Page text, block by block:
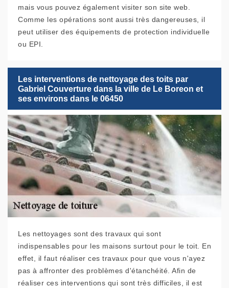
mais vous pouvez également visiter son site web.
Comme les opérations sont aussi très dangereuses, il
peut utiliser des équipements de protection individuelle
ou EPI.
Les interventions de nettoyage des toits par
Gabriel Couverture dans la ville de Le Boreon et
ses environs dans le 06450
Les nettoyages sont des travaux qui sont
indispensables pour les maisons surtout pour le toit. En
effet, il faut réaliser ces travaux pour que vous n'ayez
pas à affronter des problèmes d'étanchéité. Afin de
réaliser ces interventions qui sont très difficiles, il est